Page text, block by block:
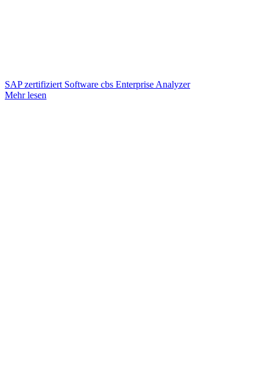
SAP zertifiziert Software cbs Enterprise Analyzer
Mehr lesen